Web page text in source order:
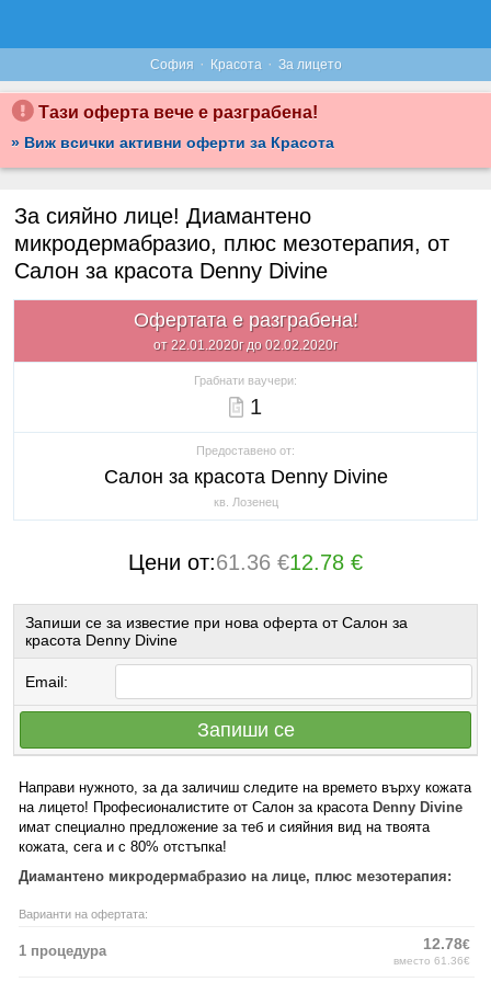
София · Красота · За лицето
Тази оферта вече е разграбена!
» Виж всички активни оферти за Красота
За сияйно лице! Диамантено
микродермабразио, плюс мезотерапия, от
Салон за красота Denny Divine
Офертата е разграбена!
от 22.01.2020г до 02.02.2020г
Грабнати ваучери:
1
Предоставено от:
Салон за красота Denny Divine
кв. Лозенец
Цени от:61.36 €12.78 €
Запиши се за известие при нова оферта от Салон за
красота Denny Divine
Email:
Запиши се
Направи нужното, за да заличиш следите на времето върху кожата
на лицето! Професионалистите от Салон за красота Denny Divine
имат специално предложение за теб и сияйния вид на твоята
кожата, сега и с 80% отстъпка!
Диамантено микродермабразио на лице, плюс мезотерапия:
Варианти на офертата:
1 процедура 12.78€
вместо 61.36€